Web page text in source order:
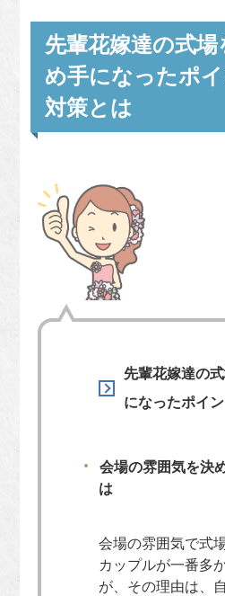
先輩花嫁達の式場
め手になったポ
対策とは
先輩花嫁達の
になったポイ
会場の雰囲気を決
は
会場の雰囲気で式
カップルが一番多
が、その理由は、